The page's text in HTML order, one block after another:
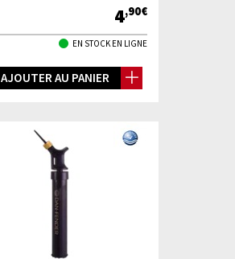
4,90€
EN STOCK EN LIGNE
AJOUTER AU PANIER